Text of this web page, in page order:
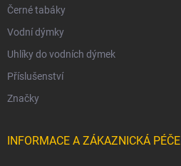
Černé tabáky
Vodní dýmky
Uhlíky do vodních dýmek
Příslušenství
Značky
INFORMACE A ZÁKAZNICKÁ PÉČE